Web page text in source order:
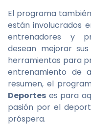
El programa
están involucrados
entrenadores y
desean mejorar
herramientas para
entrenamiento de
resumen, el
Deportes es para
pasión por el
próspera.